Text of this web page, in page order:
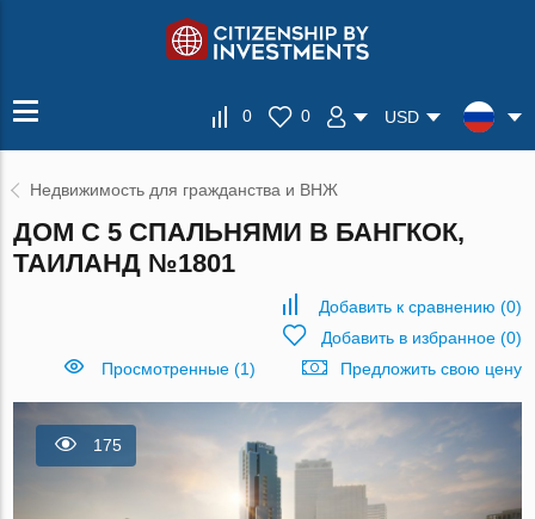
0 0 USD
Недвижимость для гражданства и ВНЖ
ДОМ С 5 СПАЛЬНЯМИ В БАНГКОК,
ТАИЛАНД №1801
Добавить к сравнению (0)
Добавить в избранное(0)
Просмотренные (1)
Предложить свою цену
175